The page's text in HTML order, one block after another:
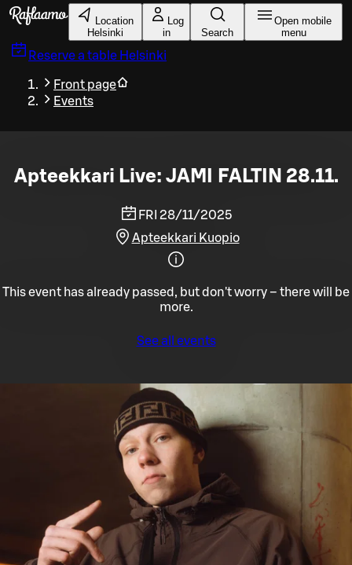
Skip to main content
Location
Helsinki
Log
in
Search
Open mobile
menu
Reserve a table Helsinki
Front page
Events
Apteekkari Live: JAMI FALTIN 28.11.
FRI 28/11/2025
Apteekkari Kuopio
This event has already passed, but don't worry – there will be
more.
See all events